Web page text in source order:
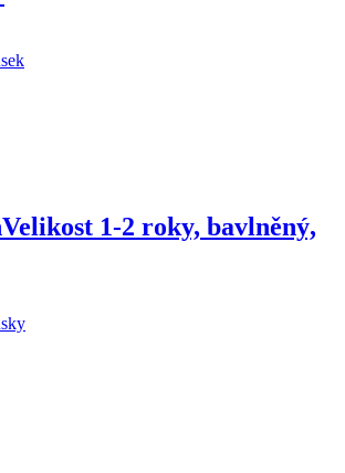
Velikost 1-2 roky, bavlněný,